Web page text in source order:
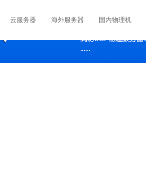
云服务器 海外服务器 国内物理机